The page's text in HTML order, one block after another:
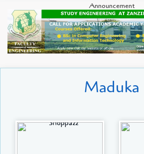
Announcement
Maduka